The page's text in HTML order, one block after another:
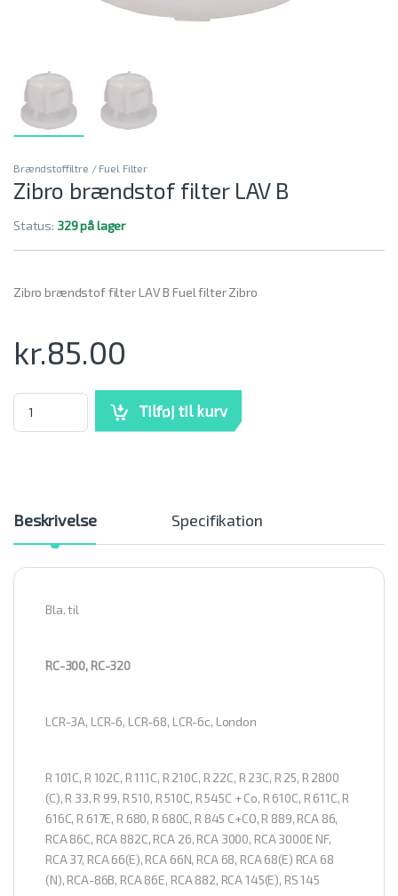
Brændstoffiltre / Fuel Filter
Zibro brændstof filter LAV B
Status: 329 på lager
Zibro brændstof filter LAV B Fuel filter Zibro
kr.85.00
Zibro brændstof filter LAV B mængde
Tilføj til kurv
Beskrivelse Specifikation
Bla. til
RC-300, RC-320
LCR-3A, LCR-6, LCR-68, LCR-6c, London
R 101C, R 102C, R 111C, R 210C, R 22C, R 23C, R 25, R 2800
(C), R 33, R 99, R 510, R 510C, R 545C + Co, R 610C, R 611C, R
616C, R 617E, R 680, R 680C, R 845 C+CO, R 889, RCA 86,
RCA 86C, RCA 882C, RCA 26, RCA 3000, RCA 3000E NF,
RCA 37, RCA 66(E), RCA 66N, RCA 68, RCA 68(E) RCA 68
(N), RCA-86B, RCA 86E, RCA 882, RCA 145(E), RS 145